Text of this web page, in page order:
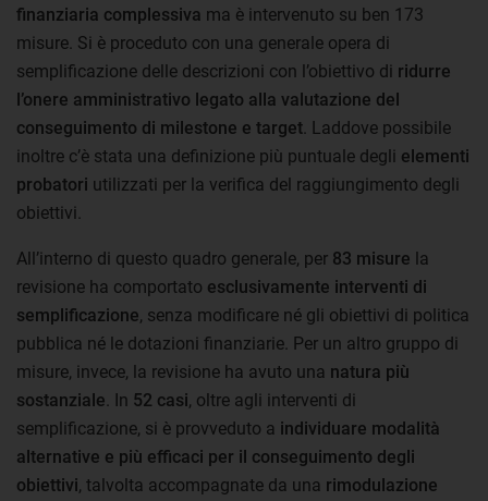
finanziaria complessiva ma è intervenuto su ben 173
misure. Si è proceduto con una generale opera di
semplificazione delle descrizioni con l’obiettivo di ridurre
l’onere amministrativo legato alla valutazione del
conseguimento di milestone e target . Laddove possibile
inoltre c’è stata una definizione più puntuale degli elementi
probatori utilizzati per la verifica del raggiungimento degli
obiettivi.
All’interno di questo quadro generale, per 83 misure la
revisione ha comportato esclusivamente interventi di
semplificazione, senza modificare né gli obiettivi di politica
pubblica né le dotazioni finanziarie. Per un altro gruppo di
misure, invece, la revisione ha avuto una natura più
sostanziale . In 52 casi, oltre agli interventi di
semplificazione, si è provveduto a individuare modalità
alternative e più efficaci per il conseguimento degli
obiettivi, talvolta accompagnate da una rimodulazione